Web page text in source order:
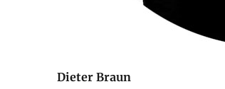
Dieter Braun